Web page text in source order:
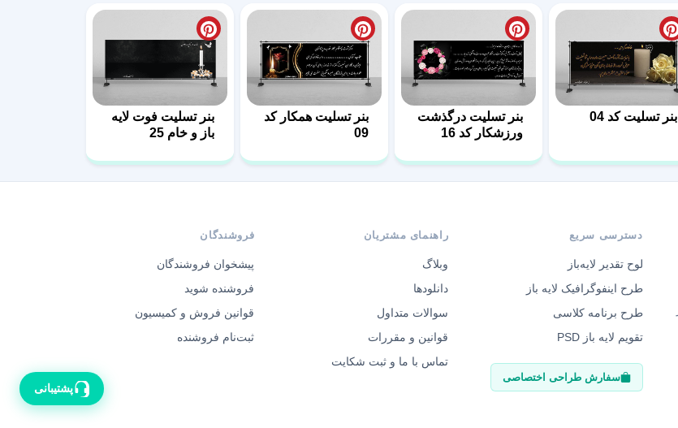
بنر تسلیت کد 04
بنر تسلیت درگذشت
ورزشکار کد 16
بنر تسلیت همکار کد
09
بنر تسلیت فوت لایه
باز و خام 25
دسترسی سریع
لوح تقدیر لایه‌باز
طرح اینفوگرافیک لایه باز
طرح برنامه کلاسی
تقویم لایه باز PSD
سفارش طراحی اختصاصی
راهنمای مشتریان
وبلاگ
دانلودها
سوالات متداول
قوانین و مقررات
تماس با ما و ثبت شکایت
فروشندگان
پیشخوان فروشندگان
فروشنده شوید
قوانین فروش و کمیسیون
ثبت‌نام فروشنده
پشتیبانی